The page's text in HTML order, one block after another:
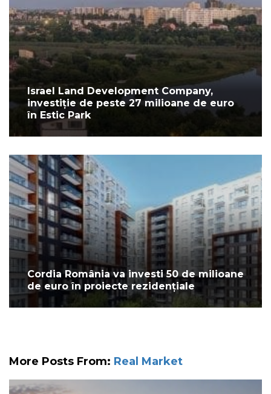
Israel Land Development Company,
investiție de peste 27 milioane de euro
în Estic Park
Cordia România va investi 50 de milioane
de euro în proiecte rezidențiale
More Posts From: Real Market